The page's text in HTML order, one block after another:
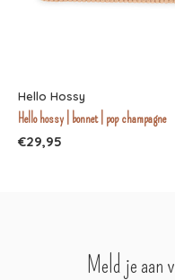
Hello Hossy
Hello hossy | bonnet | pop champagne
€29,95
Meld je aan